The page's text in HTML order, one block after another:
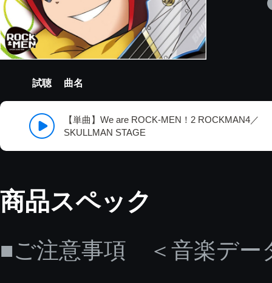
試聴 曲名
【単曲】We are ROCK-MEN！2 ROCKMAN4／
SKULLMAN STAGE
商品スペック
■ご注意事項 ＜音楽デー